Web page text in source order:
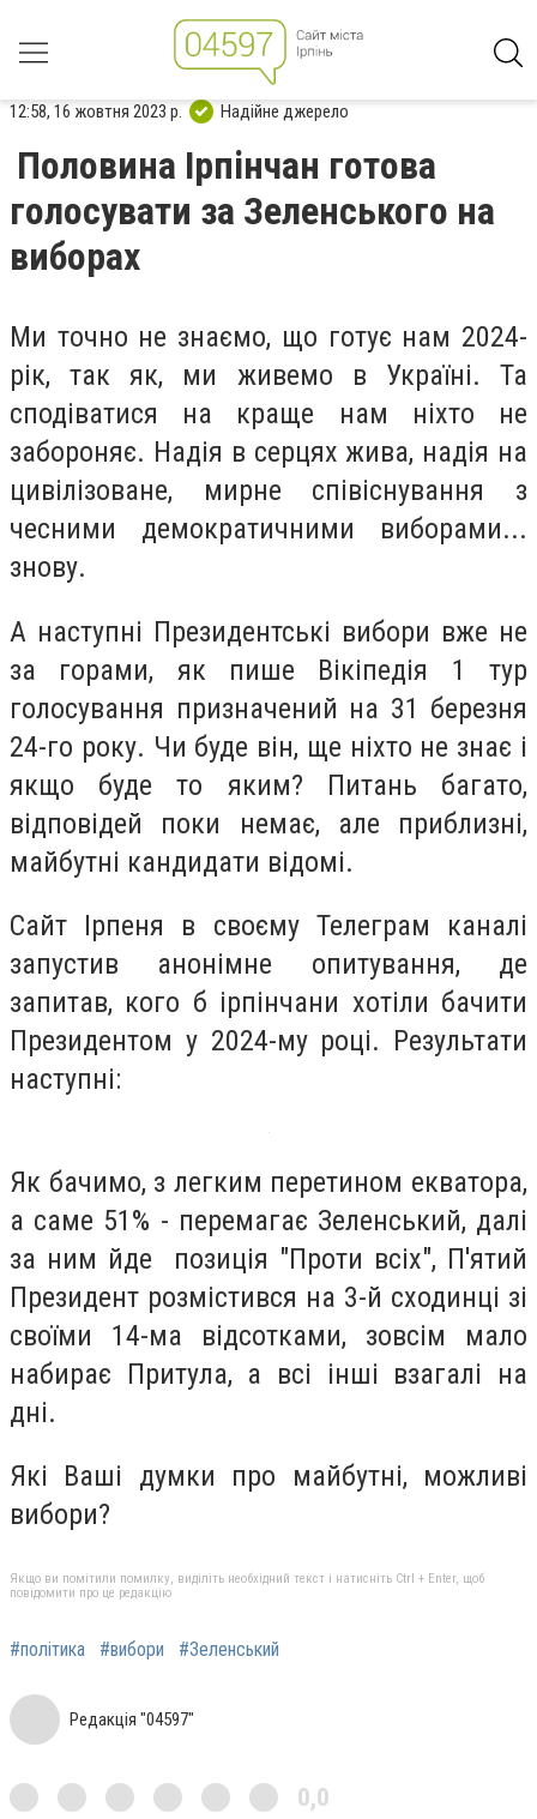
12:58, 16 жовтня 2023 р. Надійне джерело
Половина Ірпінчан готова
голосувати за Зеленського на
виборах
Ми точно не знаємо, що готує нам 2024-
рік, так як, ми живемо в Україні. Та
сподіватися на краще нам ніхто не
забороняє. Надія в серцях жива, надія на
цивілізоване, мирне співіснування з
чесними демократичними виборами...
знову.
А наступні Президентські вибори вже не
за горами, як пише Вікіпедія 1 тур
голосування призначений на 31 березня
24-го року. Чи буде він, ще ніхто не знає і
якщо буде то яким? Питань багато,
відповідей поки немає, але приблизні,
майбутні кандидати відомі.
Сайт Ірпеня в своєму Телеграм каналі
запустив анонімне опитування, де
запитав, кого б ірпінчани хотіли бачити
Президентом у 2024-му році. Результати
наступні:
Як бачимо, з легким перетином екватора,
а саме 51% - перемагає Зеленський, далі
за ним йде позиція "Проти всіх", П'ятий
Президент розмістився на 3-й сходинці зі
своїми 14-ма відсотками, зовсім мало
набирає Притула, а всі інші взагалі на
дні.
Які Ваші думки про майбутні, можливі
вибори?
Якщо ви помітили помилку, виділіть необхідний текст і натисніть Ctrl + Enter, щоб
повідомити про це редакцію
#політика #вибори #Зеленський
Редакція "04597"
0,0